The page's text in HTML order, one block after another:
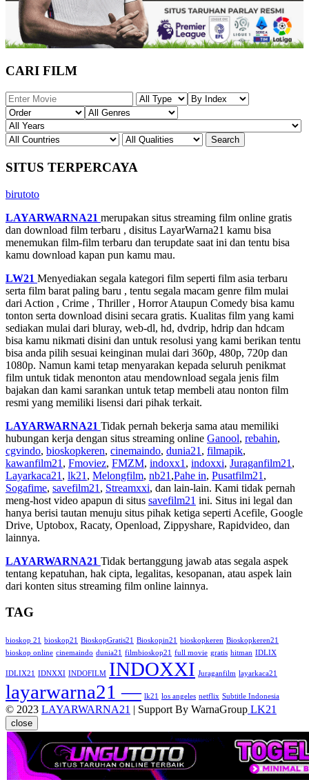
CARI FILM
SITUS TERPERCAYA
birutoto
LAYARWARNA21 merupakan situs streaming film online gratis
dan download film terbaru , disitus LayarWarna21 kamu bisa
menemukan film-film terbaru dan terupdate saat ini dan tentu bisa
kamu download kapan pun kamu mau.
LW21 Menyediakan segala kategori film seperti film asia terbaru
serta film barat paling baru , tentu segala macam genre film mulai
dari Action , Crime , Thriller , Horror Ataupun Comedy bisa kamu
tonton serta download disini secara gratis. Kualitas film yang kami
sediakan mulai dari bluray, web-dl, hd, dvdrip, hdrip dan hdcam
bisa kamu nikmati disini dan untuk resolusi yang kami berikan tentu
bisa anda pilih sesuai keinginan mulai dari 360p, 480p, 720p dan
1080p. Namun kami tetap menyarakan kepada seluruh penikmat
film untuk tidak menonton atau mendownload segala jenis film
bajakan dan kami sarankan untuk tetap membeli atau nonton film
resmi yang memiliki lisensi dari pihak terkait.
LAYARWARNA21 Tidak pernah bekerja sama atau memiliki
hubungan kerja dengan situs streaming online Ganool, rebahin,
cgvindo, bioskopkeren, cinemaindo, dunia21 , filmapik,
kawanfilm21 , Fmoviez, FMZM, indoxx1 , indoxxi, Juraganfilm21 ,
Layarkaca21 , lk21 , Melongfilm, nb21 ,Pahe in, Pusatfilm21 ,
Sogafime, savefilm21 , Streamxxi, dan lain-lain. Kami tidak pernah
meng-host video apapun di situs savefilm21 ini. Situs ini legal dan
hanya berisi tautan menuju situs pihak ketiga seperti Acefile, Google
Drive, Uptobox, Racaty, Openload, Zippyshare, Rapidvideo, dan
lainnya.
LAYARWARNA21 Tidak bertanggung jawab atas segala aspek
tentang kepatuhan, hak cipta, legalitas, kesopanan, atau aspek lain
dari konten situs streaming film online lainnya.
TAG
bioskop 21 bioskop21 BioskopGratis21 Bioskopin21 bioskopkeren Bioskopkeren21
bioskop online cinemaindo dunia21 filmbioskop21 full movie gratis hitman IDLIX
IDLIX21 IDNXXI INDOFILM INDOXXI Juraganfilm layarkaca21
layarwarna21 — lk21 los angeles netflix Subtitle Indonesia
© 2023 LAYARWARNA21 | Support By WarnaGroup LK21
close